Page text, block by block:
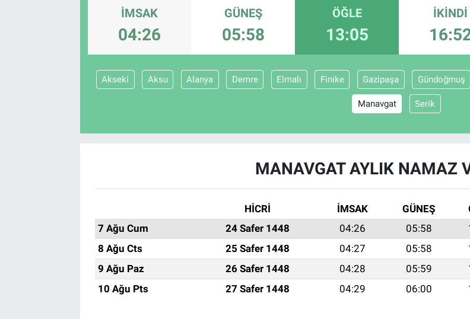
İMSAK
04:26
GÜNEŞ
05:58
ÖĞLE
13:05
İKINDI
Akseki Aksu Alanya Demre Elmalı Finike Gazipaşa Gündoğmuş
Manavgat Serik
MANAVGAT AYLIK NAMAZ
HİCRİ İMSAK GÜNEŞ
7 Ağu Cum
24 Safer 1448 04:26 05:58
8 Ağu Cts
25 Safer 1448 04:27 05:58
9 Ağu Paz
26 Safer 1448 04:28 05:59
10 Ağu Pts
27 Safer 1448 04:29 06:00